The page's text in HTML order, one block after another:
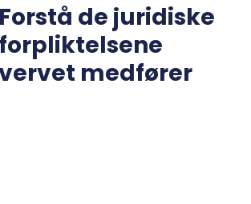
Forstå de juridiske
forpliktelsene
medfører